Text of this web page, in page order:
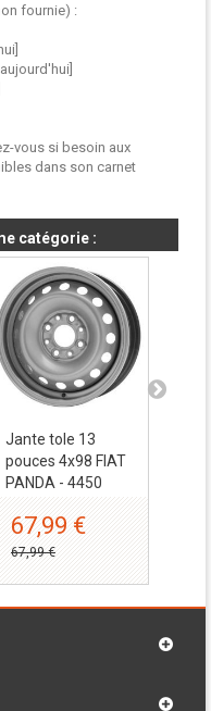
fournie) :
vous si besoin aux
dans son carnet
catégorie :
Jante tole 13
pouces 4x98 FIAT
PANDA - 4450
67,99 €
67,99 €